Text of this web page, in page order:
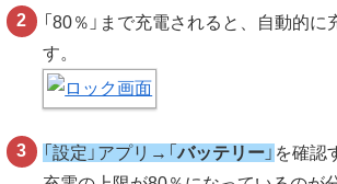
「80％」まで充電されると、自動的に
す。
「設定」アプリ→「バッテリー 」 を確認